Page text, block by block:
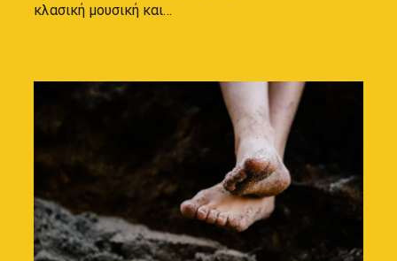
κλασική μουσική και…